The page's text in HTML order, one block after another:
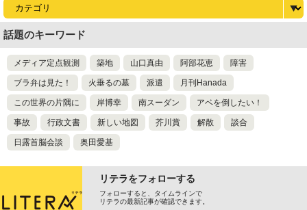
話題のキーワード
メディア定点観測 築地 山口真由 阿部花恵 障害
ブラ弁は見た！ 火垂るの墓 派遣 月刊Hanada
この世界の片隅に 岸博幸 南スーダン アベを倒したい！
事故 行政文書 新しい地図 芥川賞 解散 談合
日露首脳会談 奥田愛基
リテラをフォローする
フォローすると、タイムラインで
リテラの最新記事が確認できます。